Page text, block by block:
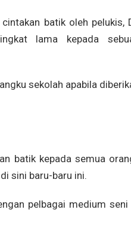
batik oleh pelukis,
lama kepada
sekolah apabila
batik kepada semua
sini baru-baru ini.
pelbagai medium seni